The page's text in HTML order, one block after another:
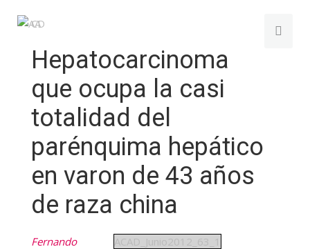
Hepatocarcinoma
que ocupa la casi
totalidad del
parénquima hepático
en varon de 43 años
de raza china
Fernando
ACAD_Junio2012_63_1